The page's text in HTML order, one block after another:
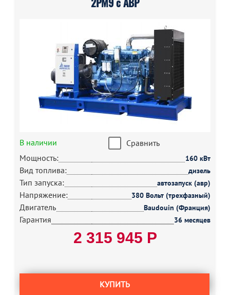
2РМ9 с АВР
В наличии
Сравнить
Мощность:
160 кВт
Вид топлива: дизель
Тип запуска: автозапуск (авр)
Напряжение: 380 Вольт (трехфазный)
Двигатель Baudouin (Франция)
Гарантия 36 месяцев
2 315 945 Р
КУПИТЬ